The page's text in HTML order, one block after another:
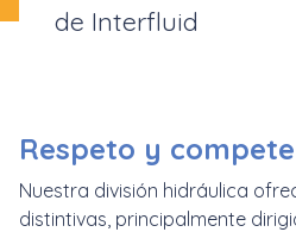
de Interfluid
Respeto y
Nuestra división hidráulica
distintivas, principalmente